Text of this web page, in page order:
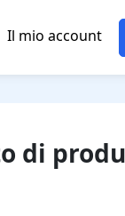
Il mio account
di